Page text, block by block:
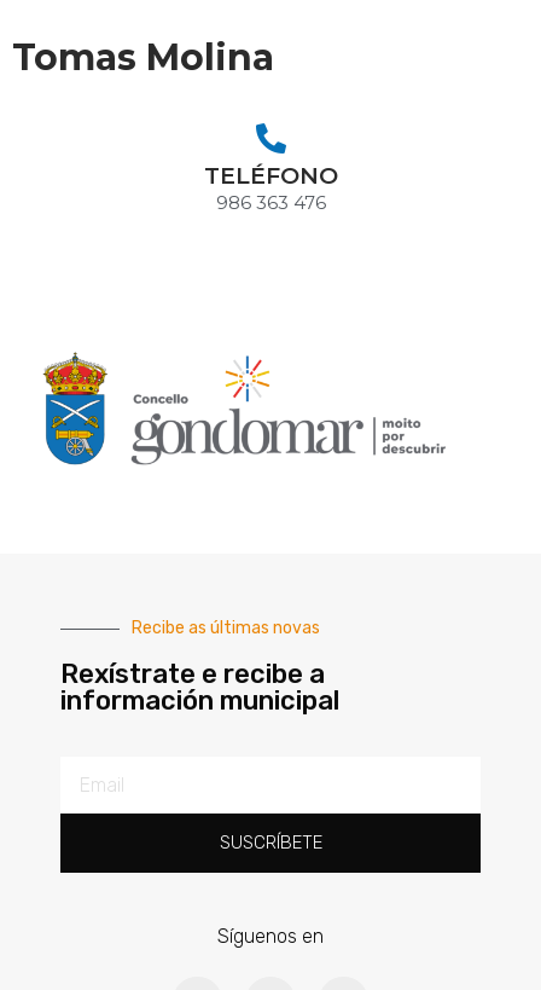
Tomas Molina
TELÉFONO
986 363 476
Recibe as últimas novas
Rexístrate e recibe a
información municipal
SUSCRÍBETE
Síguenos en